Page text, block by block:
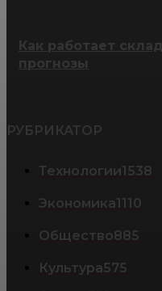
Как работает
прогнозы
РУБРИКАТОР
Технологии1538
Экономика1110
Общество885
Культура575